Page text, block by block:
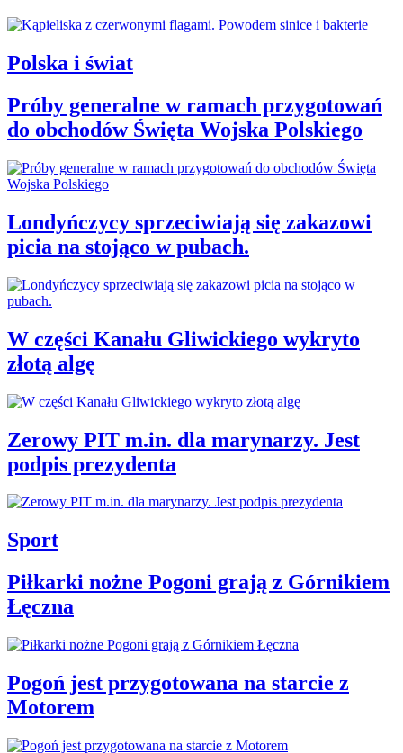
Polska i świat
Próby generalne w ramach przygotowań
do obchodów Święta Wojska Polskiego
Londyńczycy sprzeciwiają się zakazowi
picia na stojąco w pubach.
W części Kanału Gliwickiego wykryto
złotą algę
Zerowy PIT m.in. dla marynarzy. Jest
podpis prezydenta
Sport
Piłkarki nożne Pogoni grają z Górnikiem
Łęczna
Pogoń jest przygotowana na starcie z
Motorem